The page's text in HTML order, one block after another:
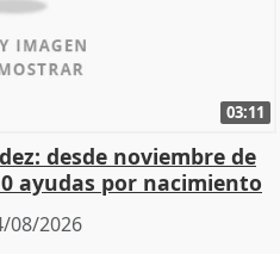
03:11
desde noviembre de
ayudas por nacimiento
08/2026